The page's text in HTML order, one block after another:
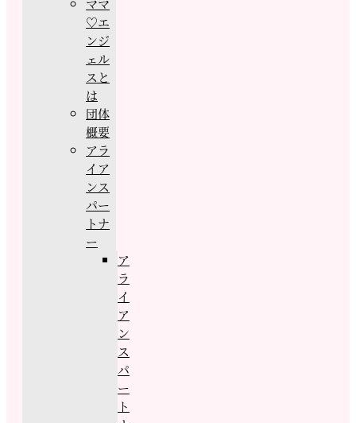
ママ
♡エ
ンジ
ェル
スと
は
団体
概要
アラ
イア
ンス
パー
トナ
ー
ア
ラ
イ
ア
ン
ス
パ
ー
ト